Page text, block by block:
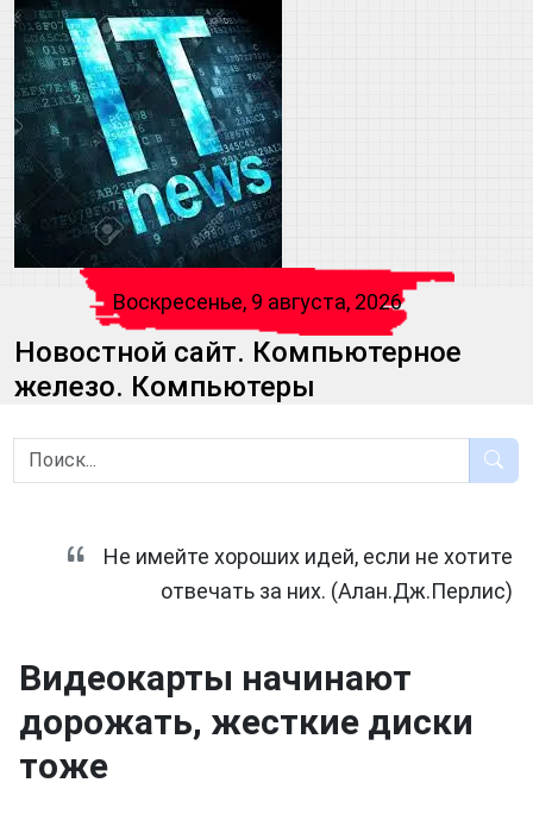
Воскресенье, 9 августа, 2026
Новостной сайт. Компьютерное
железо. Компьютеры
Не имейте хороших идей, если не хотите
отвечать за них. (Алан.Дж.Перлис)
Видеокарты начинают
дорожать, жесткие диски
тоже